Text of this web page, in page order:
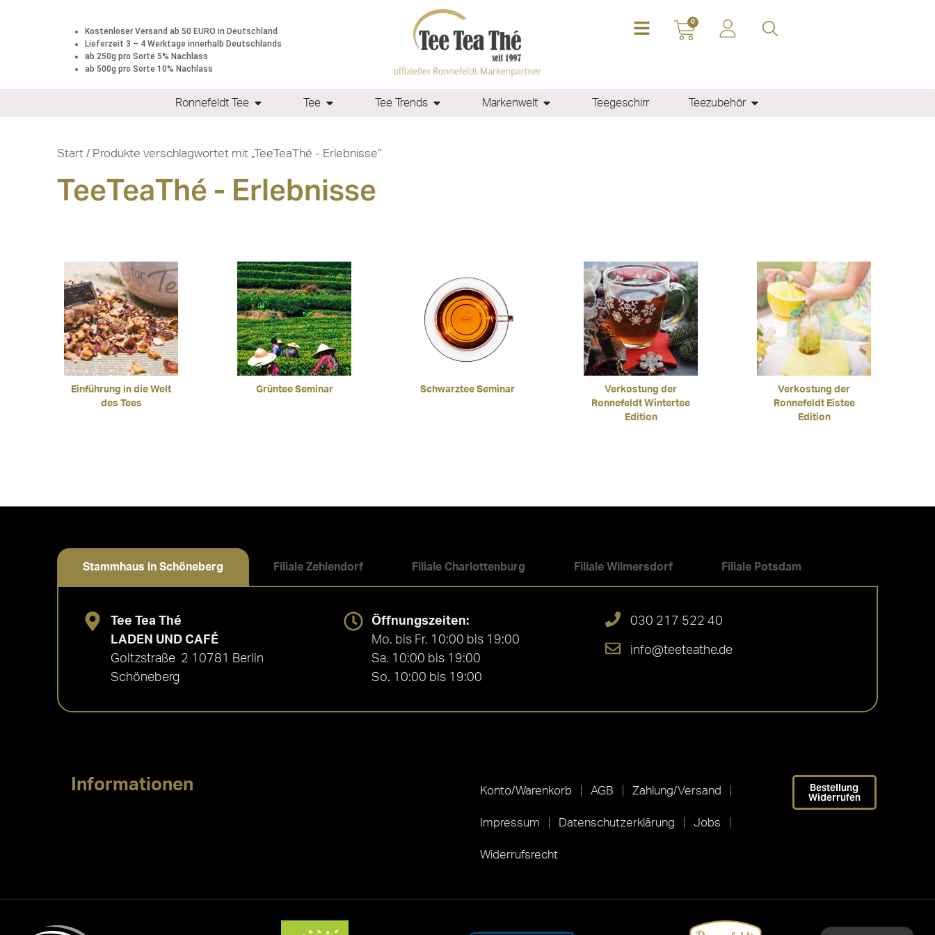
Kostenloser Versand ab 50 EURO in Deutschland
Lieferzeit 3 – 4 Werktage innerhalb Deutschlands
ab 250g pro Sorte 5% Nachlass
ab 500g pro Sorte 10% Nachlass
0
Ronnefeldt Tee Tee Tee Trends Markenwelt Teegeschirr Teezubehör
Start / Produkte verschlagwortet mit „TeeTeaThé - Erlebnisse“
TeeTeaThé - Erlebnisse
Einführung in die Welt
des Tees
Grüntee Seminar Schwarztee Seminar
Verkostung der
Ronnefeldt Wintertee
Edition
Verkostung der
Ronnefeldt Eistee
Edition
Stammhaus in Schöneberg Filiale Zehlendorf Filiale Charlottenburg Filiale Wilmersdorf Filiale Potsdam
Tee Tea Thé
LADEN UND CAFÉ
Goltzstraße 2 10781 Berlin
Schöneberg
Öffnungszeiten:
Mo. bis Fr. 10:00 bis 19:00
Sa. 10:00 bis 19:00
So. 10:00 bis 19:00
030 217 522 40
info@teeteathe.de
Informationen Konto/Warenkorb AGB Zahlung/Versand
Impressum Datenschutzerklärung Jobs
Widerrufsrecht
Bestellung
Widerrufen